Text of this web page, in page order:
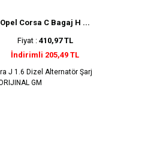
Opel Corsa C Bagaj H ...
Fiyat : 410,97 TL
İndirimli 205,49 TL